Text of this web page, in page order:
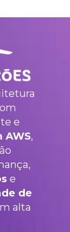
e
AWS,
e
de
alta